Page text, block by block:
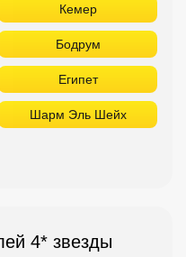
Кемер
Бодрум
Египет
Шарм Эль Шейх
4* звезды